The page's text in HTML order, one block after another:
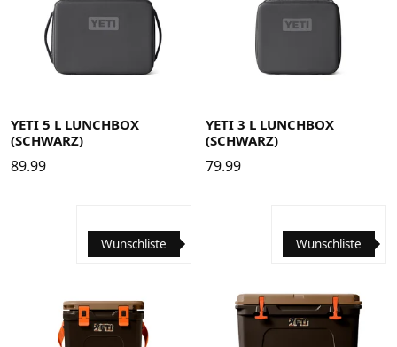
YETI 5 L LUNCHBOX
(SCHWARZ)
89.99
YETI 3 L LUNCHBOX
(SCHWARZ)
79.99
Wunschliste Wunschliste